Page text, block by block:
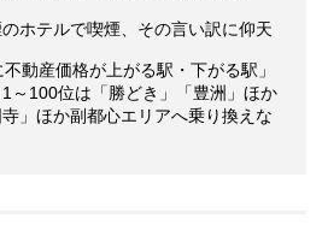
ホテルで喫煙、その言い訳に仰天
不動産価格が上がる駅・下がる駅」
～100位は「勝どき」「豊洲」ほか
」ほか副都心エリアへ乗り換えな